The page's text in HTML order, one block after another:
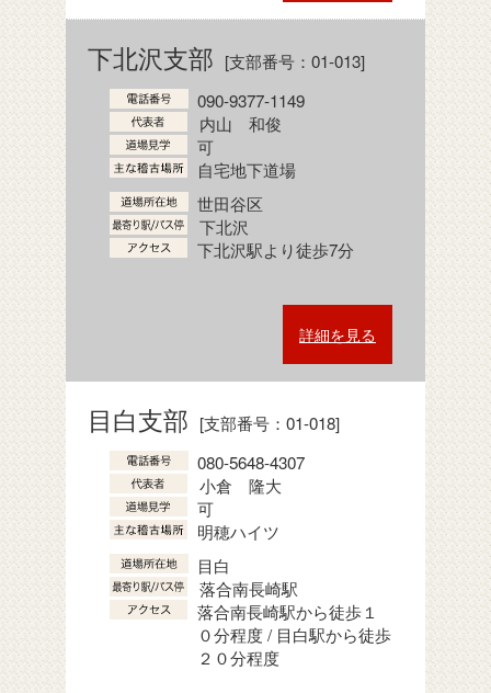
下北沢支部 [支部番号：01-013]
090-9377-1149
内山 和俊
可
自宅地下道場
世田谷区
下北沢
下北沢駅より徒歩7分
詳細を見る
目白支部 [支部番号：01-018]
080-5648-4307
小倉 隆大
可
明穂ハイツ
目白
落合南長崎駅
落合南長崎駅から徒歩１
０分程度 / 目白駅から徒歩
２０分程度